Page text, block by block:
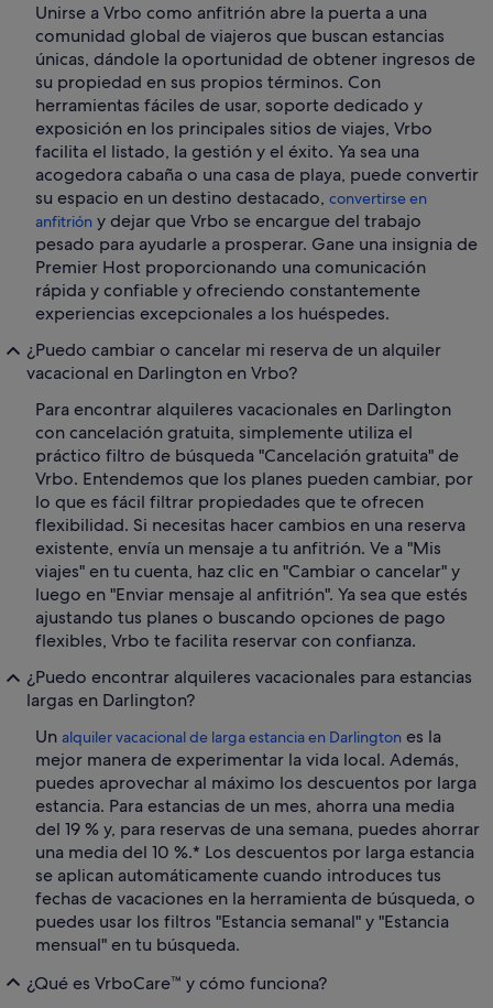
Unirse a Vrbo como anfitrión abre la puerta a una
comunidad global de viajeros que buscan estancias
únicas, dándole la oportunidad de obtener ingresos de
su propiedad en sus propios términos. Con
herramientas fáciles de usar, soporte dedicado y
exposición en los principales sitios de viajes, Vrbo
facilita el listado, la gestión y el éxito. Ya sea una
acogedora cabaña o una casa de playa, puede convertir
su espacio en un destino destacado, convertirse en
anfitrión y dejar que Vrbo se encargue del trabajo
pesado para ayudarle a prosperar. Gane una insignia de
Premier Host proporcionando una comunicación
rápida y confiable y ofreciendo constantemente
experiencias excepcionales a los huéspedes.
¿Puedo cambiar o cancelar mi reserva de un alquiler
vacacional en Darlington en Vrbo?
Para encontrar alquileres vacacionales en Darlington
con cancelación gratuita, simplemente utiliza el
práctico filtro de búsqueda "Cancelación gratuita" de
Vrbo. Entendemos que los planes pueden cambiar, por
lo que es fácil filtrar propiedades que te ofrecen
flexibilidad. Si necesitas hacer cambios en una reserva
existente, envía un mensaje a tu anfitrión. Ve a "Mis
viajes" en tu cuenta, haz clic en "Cambiar o cancelar" y
luego en "Enviar mensaje al anfitrión". Ya sea que estés
ajustando tus planes o buscando opciones de pago
flexibles, Vrbo te facilita reservar con confianza.
¿Puedo encontrar alquileres vacacionales para estancias
largas en Darlington?
Un alquiler vacacional de larga estancia en Darlington es la
mejor manera de experimentar la vida local. Además,
puedes aprovechar al máximo los descuentos por larga
estancia. Para estancias de un mes, ahorra una media
del 19 % y, para reservas de una semana, puedes ahorrar
una media del 10 %.* Los descuentos por larga estancia
se aplican automáticamente cuando introduces tus
fechas de vacaciones en la herramienta de búsqueda, o
puedes usar los filtros "Estancia semanal" y "Estancia
mensual" en tu búsqueda.
¿Qué es VrboCare™ y cómo funciona?